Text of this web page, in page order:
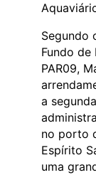
Segundo
Fundo
PAR09,
a
no porto
Espírito
uma